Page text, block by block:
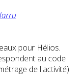
larru
pour Hélios.
au code
de l'activité).